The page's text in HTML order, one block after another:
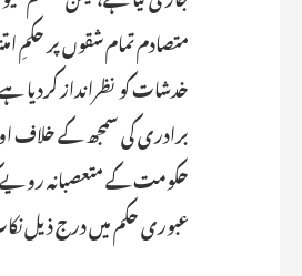
متصادم تمام شقوں پر حکمِ
خدشات کو نظرانداز
برادری کی سمجھ کے خلاف
حکومت کے متعصبانہ رویے
عبوری حکم میں درج ذیل